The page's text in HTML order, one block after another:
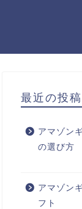
最近の投稿
アマゾン
の選び方
アマゾン
フト